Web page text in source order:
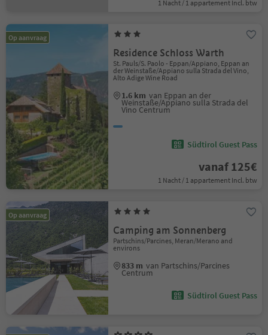
1 Nacht / 1 appartement Incl. btw
Op aanvraag
Residence Schloss Warth
St. Pauls/S. Paolo - Eppan/Appiano, Eppan an
der Weinstaße/Appiano sulla Strada del Vino,
Alto Adige Wine Road
1.6 km van Eppan an der
Weinstaße/Appiano sulla Strada del
Vino Centrum
Südtirol Guest Pass
vanaf 125€
1 Nacht / 1 appartement Incl. btw
Op aanvraag
Camping am Sonnenberg
Partschins/Parcines, Meran/Merano and
environs
833 m van Partschins/Parcines
Centrum
Südtirol Guest Pass